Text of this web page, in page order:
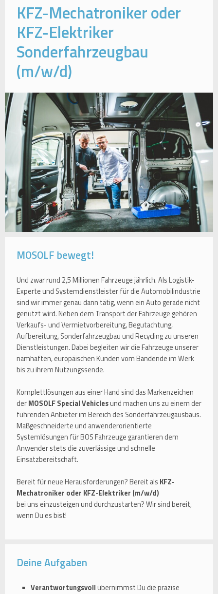
KFZ-Mechatroniker oder
KFZ-Elektriker
Sonderfahrzeugbau
(m/w/d)
MOSOLF bewegt!
Und zwar rund 2,5 Millionen Fahrzeuge jährlich. Als Logistik-
Experte und Systemdienstleister für die Automobilindustrie
sind wir immer genau dann tätig, wenn ein Auto gerade nicht
genutzt wird. Neben dem Transport der Fahrzeuge gehören
Verkaufs- und Vermietvorbereitung, Begutachtung,
Aufbereitung, Sonderfahrzeugbau und Recycling zu unseren
Dienstleistungen. Dabei begleiten wir die Fahrzeuge unserer
namhaften, europäischen Kunden vom Bandende im Werk
bis zu ihrem Nutzungssende.
Komplettlösungen aus einer Hand sind das Markenzeichen
derMOSOLF Special Vehiclesund machen uns zu einem der
führenden Anbieter im Bereich des Sonderfahrzeugausbaus.
Maßgeschneiderte und anwenderorientierte
Systemlösungen für BOS Fahrzeuge garantieren dem
Anwender stets die zuverlässige und schnelle
Einsatzbereitschaft.
Bereit für neue Herausforderungen? Bereit als KFZ-
Mechatroniker oder KFZ-Elektriker (m/w/d)
bei uns einzusteigen und durchzustarten? Wir sind bereit,
wenn Du es bist!
Deine Aufgaben
Verantwortungsvollübernimmst Du die präzise